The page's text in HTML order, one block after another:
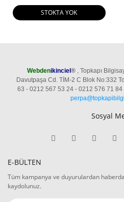
STOKTA YOK
Webdenikinciel®, Topkapı
Davutpaşa Cd. TİM-2 C Blok No:332
63 - 0212 567 53 24 - 0212 576 71 84
Sosyal
E-BÜLTEN
Tüm kampanya ve duyurulardan
kaydolunuz.